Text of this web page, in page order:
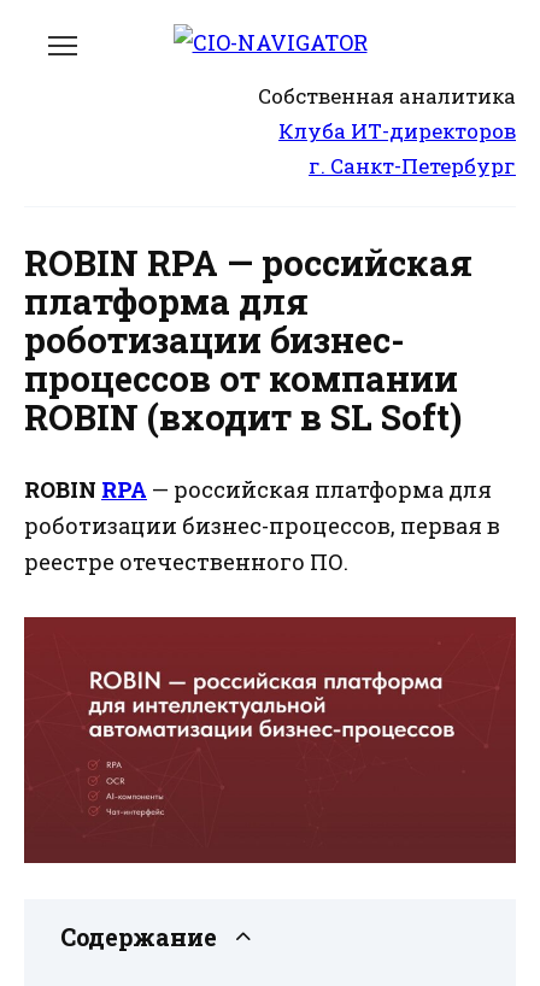
Собственная аналитика
Клуба ИТ-директоров
г. Санкт-Петербург
ROBIN RPA — российская
платформа для
роботизации бизнес-
процессов от компании
ROBIN (входит в SL Soft)
ROBIN RPA — российская платформа для
роботизации бизнес-процессов, первая в
реестре отечественного ПО.
Содержание